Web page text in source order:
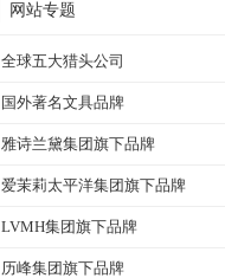
网站专题
全球五大猎头公司
国外著名文具品牌
雅诗兰黛集团旗下品牌
爱茉莉太平洋集团旗下品牌
LVMH集团旗下品牌
历峰集团旗下品牌